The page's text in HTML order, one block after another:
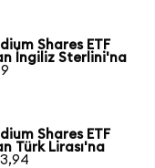
Shares ETF
İngiliz Sterlini'na
Shares ETF
Türk Lirası'na